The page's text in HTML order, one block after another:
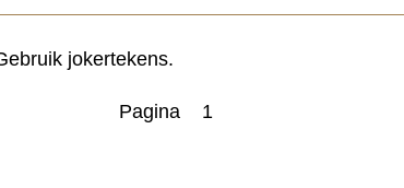
jokertekens.
Pagina 1